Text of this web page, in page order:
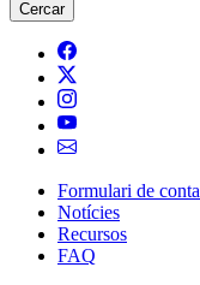
Navegació
principal
Formulari de
Notícies
Recursos
FAQ